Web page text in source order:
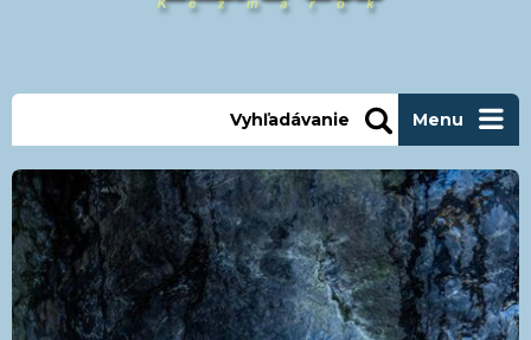
Menu
Vyhľadávanie